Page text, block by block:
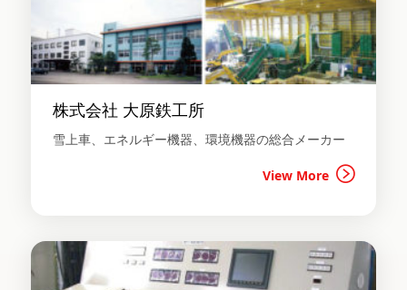
株式会社 大原鉄工所
雪上車、エネルギー機器、環境機器の総合メーカー
View More